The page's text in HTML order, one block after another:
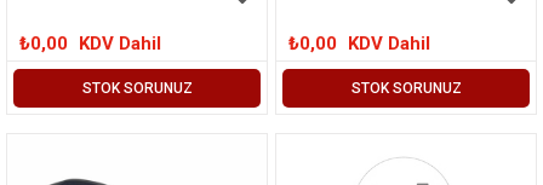
STOK SORUNUZ
₺0,00 KDV Dahil
STOK SORUNUZ
₺0,00 KDV Dahil